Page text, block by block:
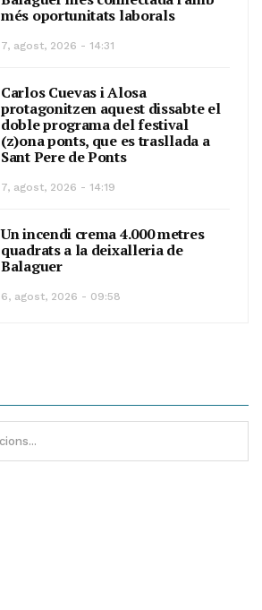
més oportunitats laborals
7, agost, 2026 - 14:31
Carlos Cuevas i Alosa
protagonitzen aquest dissabte el
doble programa del festival
(z)ona ponts, que es trasllada a
Sant Pere de Ponts
7, agost, 2026 - 14:19
Un incendi crema 4.000 metres
quadrats a la deixalleria de
Balaguer
6, agost, 2026 - 09:58